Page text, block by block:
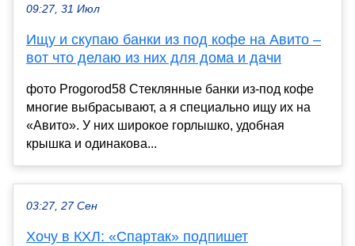
09:27, 31 Июл
Ищу и скупаю банки из под кофе на Авито –
вот что делаю из них для дома и дачи
фото Progorod58 Стеклянные банки из-под кофе
многие выбрасывают, а я специально ищу их на
«Авито». У них широкое горлышко, удобная
крышка и одинакова...
03:27, 27 Сен
Хочу в КХЛ: «Спартак» подпишет